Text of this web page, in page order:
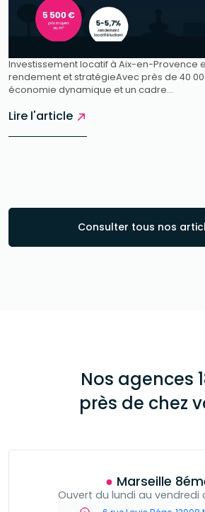
Investissement locatif à Aix-en-Provence
rendement et stratégieAvec près de 40
économie dynamique et un cadre...
Lire l'article
Consulter tous nos
Nos agences
près de chez
● Marseille
Ouvert du lundi au vendredi